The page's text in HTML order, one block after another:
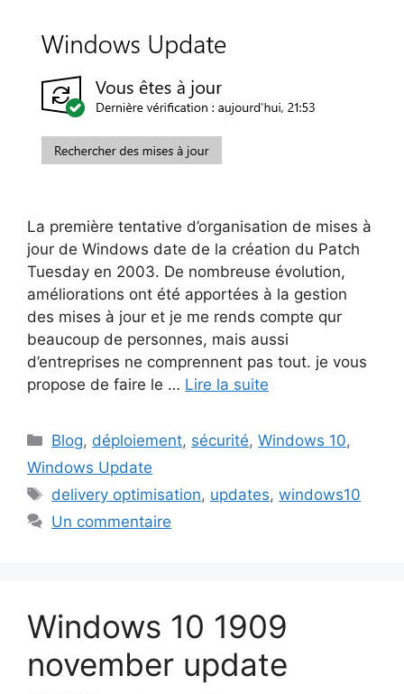
La première tentative d’organisation de mises à
jour de Windows date de la création du Patch
Tuesday en 2003. De nombreuse évolution,
améliorations ont été apportées à la gestion
des mises à jour et je me rends compte qur
beaucoup de personnes, mais aussi
d’entreprises ne comprennent pas tout. je vous
propose de faire le … Lire la suite
Catégories
Blog, déploiement, sécurité,Windows 10,
Windows Update
Étiquettes
delivery optimisation, updates,windows10
Un commentaire
Windows 10 1909
november update